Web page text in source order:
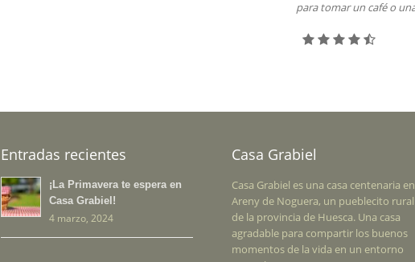
Entradas recientes
¡La Primavera te espera en
Casa Grabiel!
4 marzo, 2024
Casa Grabiel
Casa Grabiel es una casa centenaria en
Areny de Noguera, un pueblecito rural
de la provincia de Huesca. Una casa
agradable para compartir los buenos
momentos de la vida en un entorno